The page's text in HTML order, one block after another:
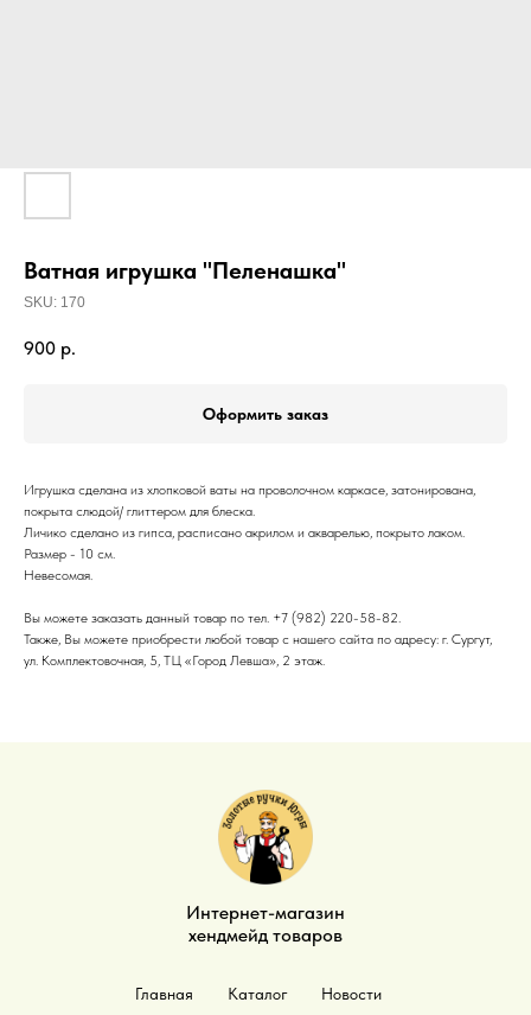
Ватная игрушка "Пеленашка"
SKU: 170
900 р.
Оформить заказ
Игрушка сделана из хлопковой ваты на проволочном каркасе, затонирована,
покрыта слюдой/ глиттером для блеска.
Личико сделано из гипса, расписано акрилом и акварелью, покрыто лаком.
Размер - 10 см.
Невесомая.
Вы можете заказать данный товар по тел. +7 (982) 220-58-82.
Также, Вы можете приобрести любой товар с нашего сайта по адресу: г. Сургут,
ул. Комплектовочная, 5, ТЦ «Город Левша», 2 этаж.
Интернет-магазин
хендмейд товаров
Главная Каталог Новости